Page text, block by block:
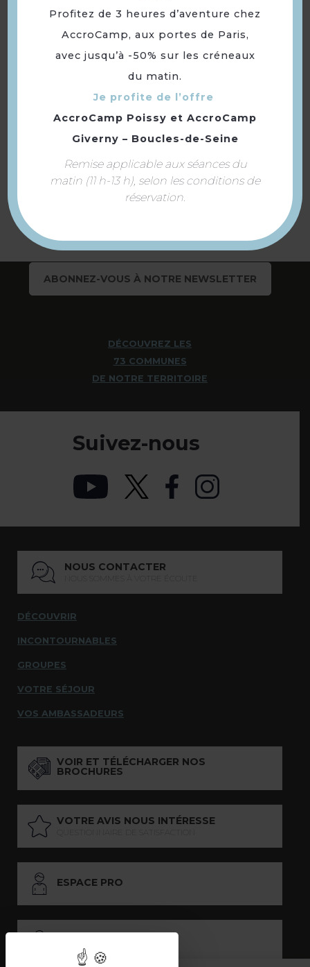
Les Sansonnets
Retourner
à la sélection
ABONNEZ-VOUS À NOTRE NEWSLETTER
DÉCOUVREZ LES
73 COMMUNES
DE NOTRE TERRITOIRE
Suivez-nous
NOUS CONTACTER
DÉCOUVRIR
INCONTOURNABLES
GROUPES
VOTRE SÉJOUR
VOS AMBASSADEURS
VOIR ET TÉLÉCHARGER NOS
BROCHURES
VOTRE AVIS NOUS INTÉRESSE
ESPACE PRO
Profitez de 3 heures d’aventure chez
AccroCamp, aux portes de Paris,
avec jusqu’à -50% sur les créneaux
du matin.
Je profite de l’offre
AccroCamp Poissy et AccroCamp
Giverny – Boucles-de-Seine
Remise applicable aux séances du
matin (11 h-13 h), selon les conditions de
réservation.